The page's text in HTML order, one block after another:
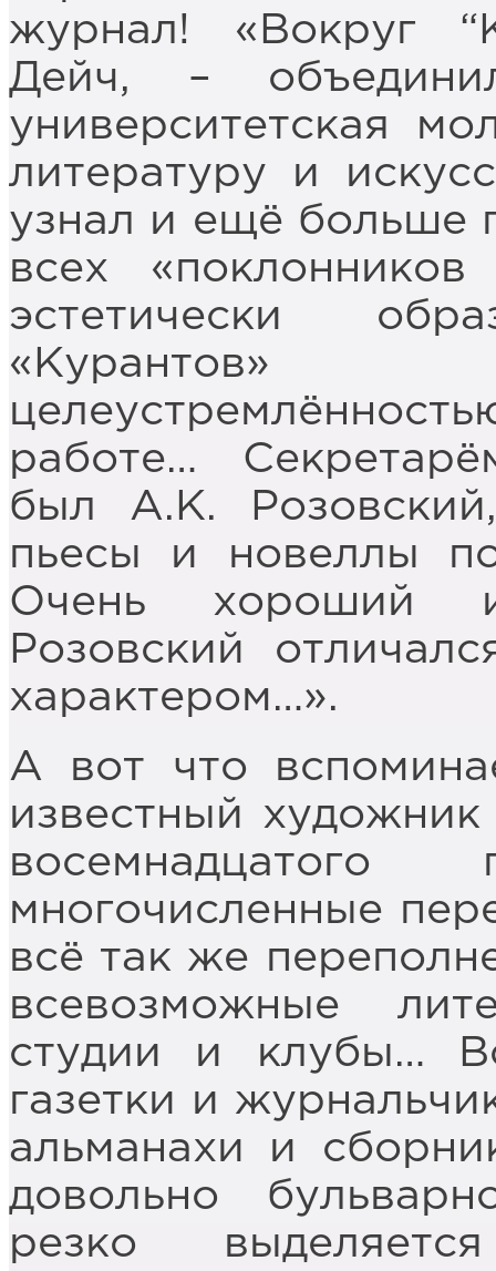
журнал! «Вокруг
Дейч, –
университетская
литературу и
узнал и ещё больше
всех
эстетически
работе…
был А.К.
пьесы и новеллы
Очень хороший
Розовский
характером…».
А вот что
известный
многочисленные
всё так же
всевозможные
студии и клубы…
газетки и
альманахи и
довольно
резко